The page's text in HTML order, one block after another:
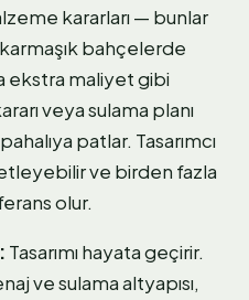
kararları — bunlar
bahçelerde
ekstra maliyet gibi
veya sulama planı
patlar. Tasarımcı
ve birden fazla
olur.
Tasarımı hayata geçirir.
ve sulama altyapısı,